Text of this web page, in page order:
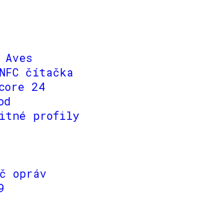
čítačka
24
profily
opráv